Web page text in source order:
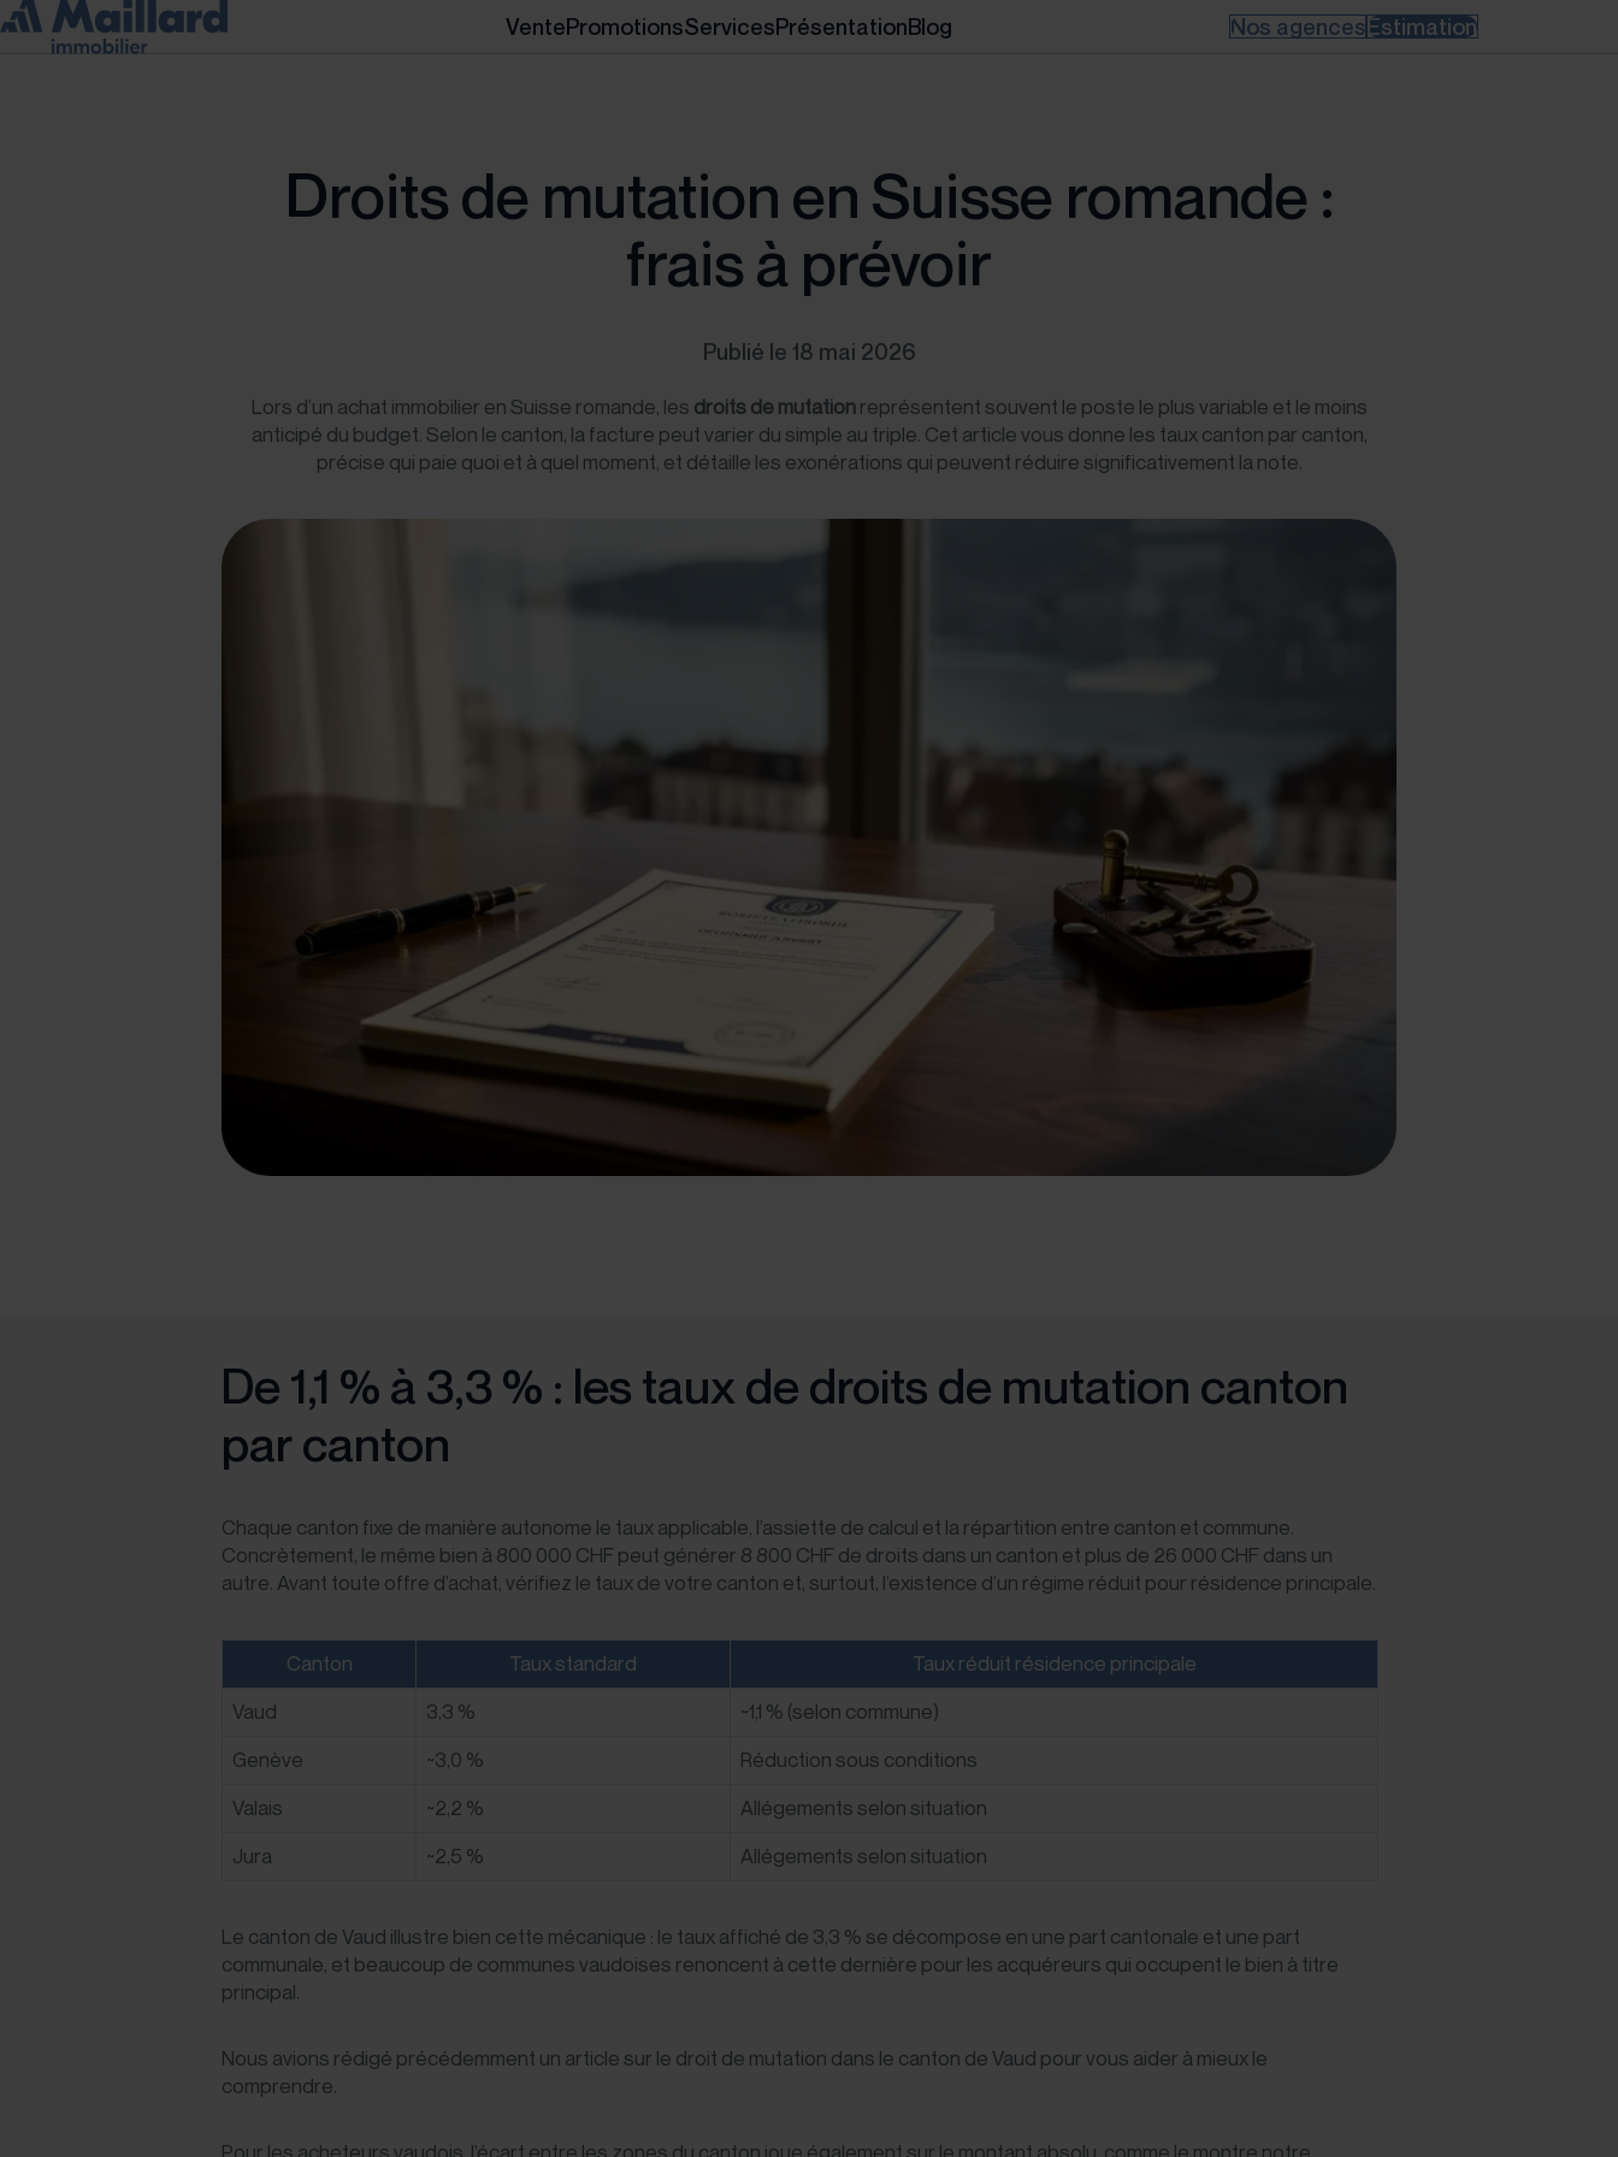
VentePromotionsServicesPrésentationBlog Nos agencesEstimation
Droits de mutation en Suisse romande :
frais à prévoir
Publié le 18 mai 2026
Lors d’un achat immobilier en Suisse romande, les droits de mutationreprésentent souvent le poste le plus variable et le moins
anticipé du budget. Selon le canton, la facture peut varier du simple au triple. Cet article vous donne les taux canton par canton,
précise qui paie quoi et à quel moment, et détaille les exonérations qui peuvent réduire significativement la note.
De 1,1 % à 3,3 % : les taux de droits de mutation canton
par canton
Chaque canton fixe de manière autonome le taux applicable, l’assiette de calcul et la répartition entre canton et commune.
Concrètement, le même bien à 800 000 CHF peut générer 8 800 CHF de droits dans un canton et plus de 26 000 CHF dans un
autre. Avant toute offre d’achat, vérifiez le taux de votre canton et, surtout, l’existence d’un régime réduit pour résidence principale.
Canton Taux standard
Taux réduit résidence principale
Vaud
3,3 %
~1,1 % (selon commune)
Genève
~3,0 %
Réduction sous conditions
Valais
~2,2 %
Allégements selon situation
Jura
~2,5 % Allégements selon situation
Le canton de Vaud illustre bien cette mécanique : le taux affiché de 3,3 % se décompose en une part cantonale et une part
communale, et beaucoup de communes vaudoises renoncent à cette dernière pour les acquéreurs qui occupent le bien à titre
principal.
Nous avions rédigé précédemment un article sur le droit de mutation dans le canton de Vaud pour vous aider à mieux le
comprendre.